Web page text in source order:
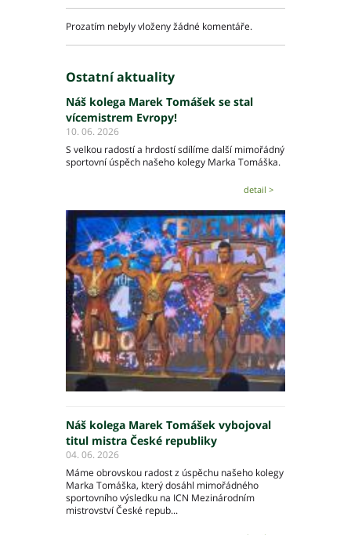
Prozatím nebyly vloženy žádné komentáře.
Ostatní aktuality
Náš kolega Marek Tomášek se stal
vícemistrem Evropy!
10. 06. 2026
S velkou radostí a hrdostí sdílíme další mimořádný
sportovní úspěch našeho kolegy Marka Tomáška.
detail >
Náš kolega Marek Tomášek vybojoval
titul mistra České republiky
04. 06. 2026
Máme obrovskou radost z úspěchu našeho kolegy
Marka Tomáška, který dosáhl mimořádného
sportovního výsledku na ICN Mezinárodním
mistrovství České repub...